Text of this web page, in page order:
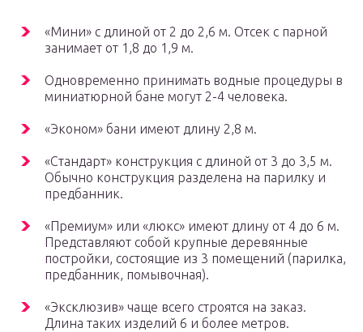
«Мини» с длиной от 2 до 2,6 м. Отсек с парной
занимает от 1,8 до 1,9 м.
Одновременно принимать водные процедуры в
миниатюрной бане могут 2-4 человека.
«Эконом» бани имеют длину 2,8 м.
«Стандарт» конструкция с длиной от 3 до 3,5 м.
Обычно конструкция разделена на парилку и
предбанник.
«Премиум» или «люкс» имеют длину от 4 до 6 м.
Представляют собой крупные деревянные
постройки, состоящие из 3 помещений (парилка,
предбанник, помывочная).
«Эксклюзив» чаще всего строятся на заказ.
Длина таких изделий 6 и более метров.